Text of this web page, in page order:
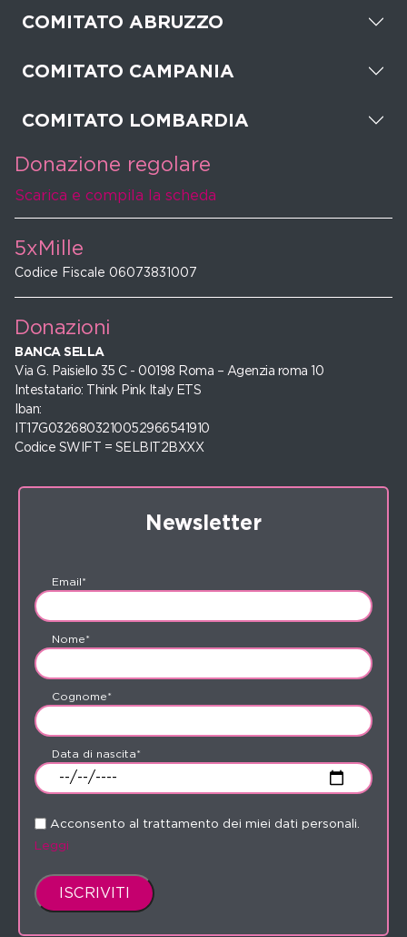
COMITATO ABRUZZO
COMITATO CAMPANIA
COMITATO LOMBARDIA
Donazione regolare
Scarica e compila la scheda
5xMille
Codice Fiscale 06073831007
Donazioni
BANCA SELLA
Via G. Paisiello 35 C - 00198 Roma – Agenzia roma 10
Intestatario: Think Pink Italy ETS
Iban:
IT17G0326803210052966541910
Codice SWIFT = SELBIT2BXXX
Newsletter
Email*
Nome*
Cognome*
Data di nascita*
Acconsento al trattamento dei miei dati personali.
Leggi